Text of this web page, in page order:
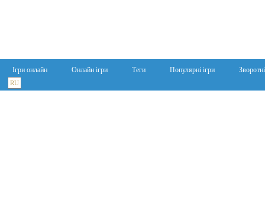
Ігри онлайн Онлайн ігри Теги Популярні ігри
RU